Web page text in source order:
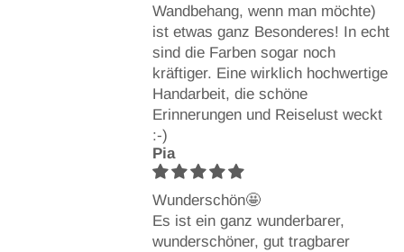
Wandbehang, wenn man möchte)
ist etwas ganz Besonderes! In echt
sind die Farben sogar noch
kräftiger. Eine wirklich hochwertige
Handarbeit, die schöne
Erinnerungen und Reiselust weckt
:-)
Pia
Wunderschön🤩
Es ist ein ganz wunderbarer,
wunderschöner, gut tragbarer